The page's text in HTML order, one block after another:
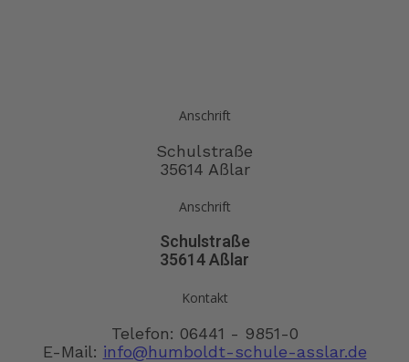
Anschrift
Schulstraße
35614 Aßlar
Anschrift
Schulstraße
35614 Aßlar
Kontakt
Telefon: 06441 - 9851-0
E-Mail: info@humboldt-schule-asslar.de